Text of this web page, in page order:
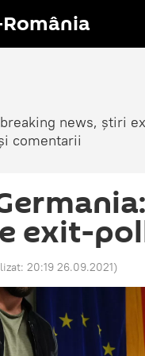
news, știri
comentarii
exit-
20:19 26.09.2021)